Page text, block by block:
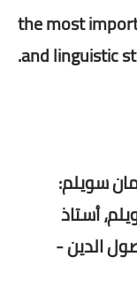
the most
and linguistic
سويلم:
أستاذ
الدين -